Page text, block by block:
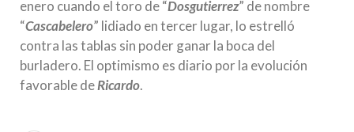
enero cuando el toro de “Dosgutierrez” de nombre
“Cascabelero” lidiado en tercer lugar, lo estrelló
contra las tablas sin poder ganar la boca del
burladero. El optimismo es diario por la evolución
favorable deRicardo.